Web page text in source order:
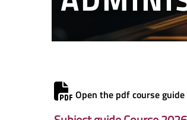
Open the pdf course guide